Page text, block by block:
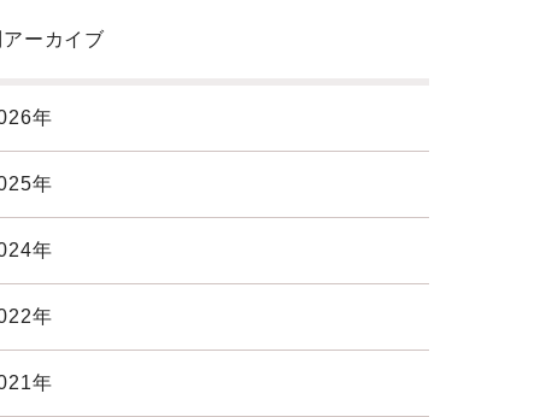
ーカイブ
年
年
年
年
年